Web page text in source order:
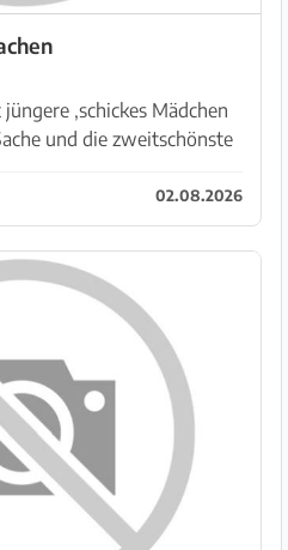
,schickes Mädchen
und die zweitschönste
eine gute
02.08.2026